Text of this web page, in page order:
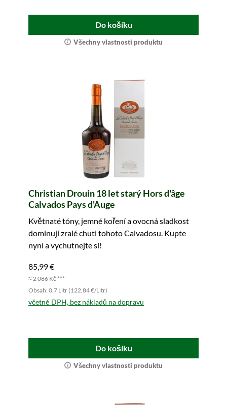
Do košíku
Všechny vlastnosti produktu
Christian Drouin 18 let starý Hors d'âge
Calvados Pays d'Auge
Květnaté tóny, jemné koření a ovocná sladkost
dominují zralé chuti tohoto Calvadosu. Kupte
nyní a vychutnejte si!
85,99 €
≈ 2 086 Kč ***
Obsah: 0.7 Litr (122,84 €/Litr)
včetně DPH, bez nákladů na dopravu
Do košíku
Všechny vlastnosti produktu